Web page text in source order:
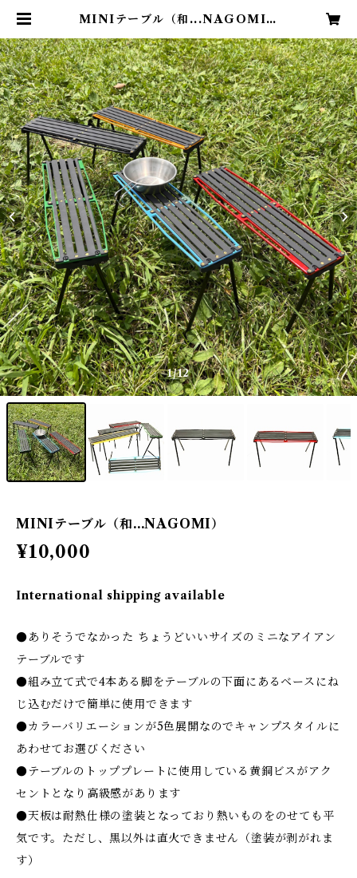
MINIテーブル（和...NAGOMI）
1/12
MINIテーブル（和...NAGOMI）
¥10,000
International shipping available
●ありそうでなかった ちょうどいいサイズのミニなアイアン
テーブルです
●組み立て式で4本ある脚をテーブルの下面にあるベースにね
じ込むだけで簡単に使用できます
●カラーバリエーションが5色展開なのでキャンプスタイルに
あわせてお選びください
●テーブルのトッププレートに使用している黄銅ビスがアク
セントとなり高級感があります
●天板は耐熱仕様の塗装となっており熱いものをのせても平
気です。ただし、黒以外は直火できません（塗装が剥がれま
す）